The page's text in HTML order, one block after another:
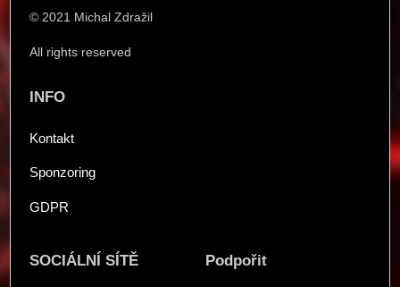
© 2021 Michal Zdražil
All rights reserved
INFO
Kontakt
Sponzoring
GDPR
SOCIÁLNÍ SÍTĚ Podpořit